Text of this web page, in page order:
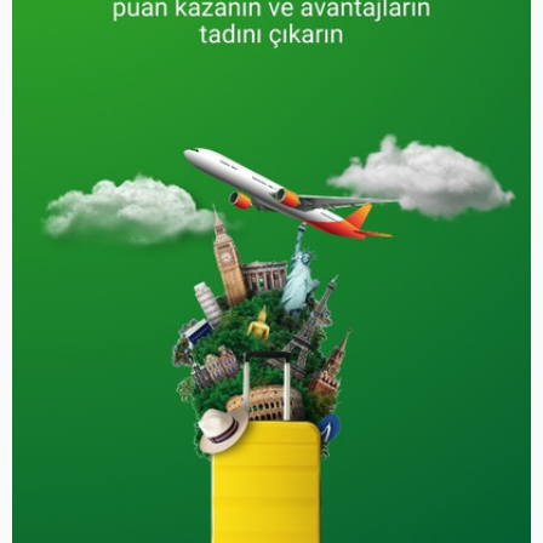
Tatilinizi planlarken, misafirhaneleri değerlendirerek hem
cebinizi koruyabilir hem de unutulmaz bir seyahat
Aktiviteler:Deniz keyfi, ada keşfi, yerel şarap
Şirince, İzmir'in Selçuk ilçesine bağlı, tarihi dokusunu
koruyan şirin bir köydür. Köy, geleneksel mimarisi ve
organik tarım ürünleriyle ünlüdür. Şirince'deki
misafirhaneler, doğayla iç içe, huzurlu bir konaklama
Doğal güzellikler, tarihi köy atmosferi,
organik ürünler.
Köy turu, şarap tadımı, doğa yürüyüşleri.
Göreme Mağara Otelleri - Kapadokya
Kapadokya, benzersiz doğal oluşumları ve mağara
otelleri ile dünyaca ünlüdür. Göreme'deki mağara otelleri,